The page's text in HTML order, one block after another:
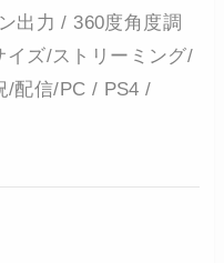
出力 / 360度角度調
ズ/ストリーミング/
/配信/PC / PS4 /